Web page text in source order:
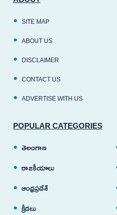
SITE MAP
ABOUT US
DISCLAIMER
CONTACT US
ADVERTISE WITH US
POPULAR CATEGORIES
తెలంగాణ
రాజకీయాలు
ఆంధ్రప్రదేశ్
క్రీడలు